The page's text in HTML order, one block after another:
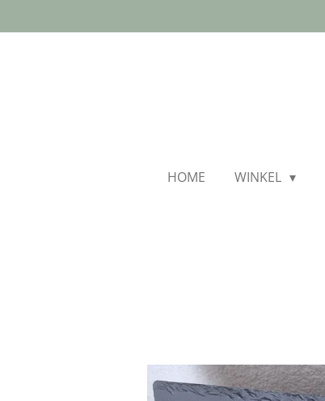
direct
HOME WINKEL